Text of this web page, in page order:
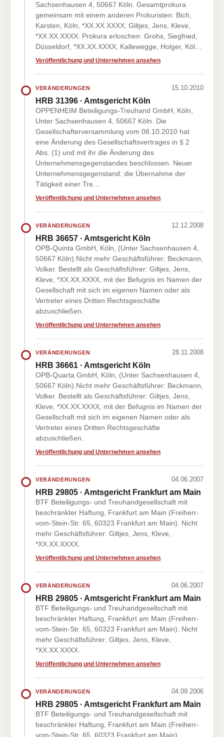
Sachsenhausen 4, 50667 Köln. Gesamtprokura
gemeinsam mit einem anderen Prokuristen: Bich,
Karsten, Köln, *XX.XX.XXXX; Giltjes, Jens, Kleve,
*XX.XX.XXXX. Prokura erloschen: Grohs, Siegfried,
Düsseldorf, *XX.XX.XXXX; Kallewegge, Holger, Köl…
Veröffentlichung und Unternehmen ansehen
VERÄNDERUNGEN 15.10.2010
HRB 31396 · Amtsgericht Köln
OPPENHEIM Beteiligungs-Treuhand GmbH, Köln,
Unter Sachsenhausen 4, 50667 Köln. Die
Gesellschafterversammlung vom 08.10.2010 hat
eine Änderung des Gesellschaftsvertrages in § 2
Abs. (1) und mit ihr die Änderung des
Unternehmensgegenstandes beschlossen. Neuer
Unternehmensgegenstand: die Übernahme der
Tätigkeit einer Tre…
Veröffentlichung und Unternehmen ansehen
VERÄNDERUNGEN 12.12.2008
HRB 36657 · Amtsgericht Köln
OPB-Quinta GmbH, Köln, (Unter Sachsenhausen 4,
50667 Köln).Nicht mehr Geschäftsführer: Beckmann,
Volker. Bestellt als Geschäftsführer: Giltjes, Jens,
Kleve, *XX.XX.XXXX, mit der Befugnis im Namen der
Gesellschaft mit sich im eigenen Namen oder als
Vertreter eines Dritten Rechtsgeschäfte
abzuschließen.
Veröffentlichung und Unternehmen ansehen
VERÄNDERUNGEN 28.11.2008
HRB 36661 · Amtsgericht Köln
OPB-Quarta GmbH, Köln, (Unter Sachsenhausen 4,
50667 Köln).Nicht mehr Geschäftsführer: Beckmann,
Volker. Bestellt als Geschäftsführer: Giltjes, Jens,
Kleve, *XX.XX.XXXX, mit der Befugnis im Namen der
Gesellschaft mit sich im eigenen Namen oder als
Vertreter eines Dritten Rechtsgeschäfte
abzuschließen.
Veröffentlichung und Unternehmen ansehen
VERÄNDERUNGEN 04.06.2007
HRB 29805 · Amtsgericht Frankfurt am Main
BTF Beteiligungs- und Treuhandgesellschaft mit
beschränkter Haftung, Frankfurt am Main (Freiherr-
vom-Stein-Str. 65, 60323 Frankfurt am Main). Nicht
mehr Geschäftsführer: Giltjes, Jens, Kleve,
*XX.XX.XXXX.
Veröffentlichung und Unternehmen ansehen
VERÄNDERUNGEN 04.06.2007
HRB 29805 · Amtsgericht Frankfurt am Main
BTF Beteiligungs- und Treuhandgesellschaft mit
beschränkter Haftung, Frankfurt am Main (Freiherr-
vom-Stein-Str. 65, 60323 Frankfurt am Main). Nicht
mehr Geschäftsführer: Giltjes, Jens, Kleve,
*XX.XX.XXXX.
Veröffentlichung und Unternehmen ansehen
VERÄNDERUNGEN 04.09.2006
HRB 29805 · Amtsgericht Frankfurt am Main
BTF Beteiligungs- und Treuhandgesellschaft mit
beschränkter Haftung, Frankfurt am Main (Freiherr-
vom-Stein-Str. 65, 60323 Frankfurt am Main).